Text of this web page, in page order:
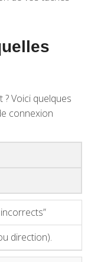
Voici quelques
connexion
direction).